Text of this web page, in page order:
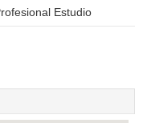
Estudio